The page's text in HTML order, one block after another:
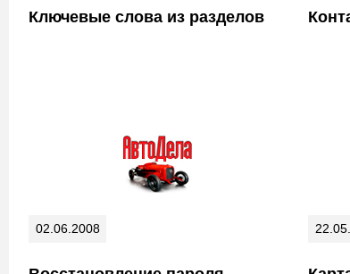
Ключевые слова из разделов
02.06.2008